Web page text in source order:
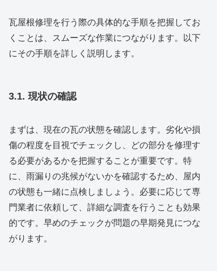
瓦屋根修理を行う際の具体的な手順を把握してお
くことは、スムーズな作業につながります。以下
にその手順を詳しく説明します。
3.1. 現状の確認
まずは、現在の瓦の状態を確認します。劣化や損
傷の程度を目視でチェックし、どの部分を修理す
る必要があるかを把握することが重要です。特
に、雨漏りの兆候がないかを確認するため、屋内
の状態も一緒に点検しましょう。必要に応じて専
門業者に依頼して、詳細な調査を行うことも効果
的です。早めのチェックが問題の早期発見につな
がります。